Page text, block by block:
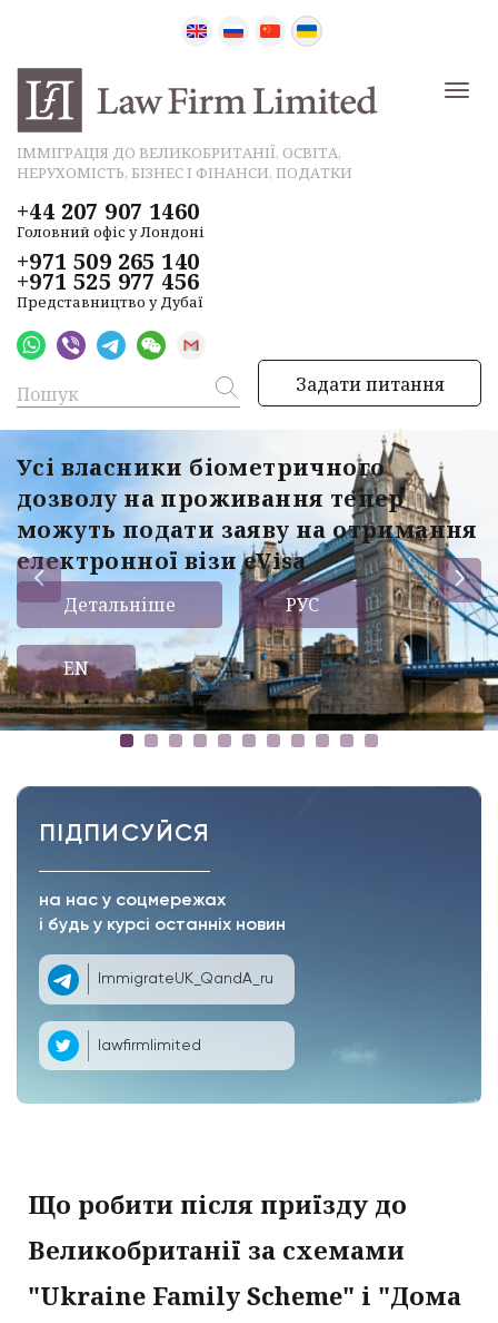
ІММІГРАЦІЯ ДО ВЕЛИКОБРИТАНІЇ, ОСВІТА,
НЕРУХОМІСТЬ, БІЗНЕС І ФІНАНСИ, ПОДАТКИ
+44 207 907 1460
Головний офіс у Лондоні
+971 509 265 140
+971 525 977 456
Представництво у Дубаї
Задати питання
Усі власники біометричного
дозволу на проживання тепер
можуть подати заяву на отримання
електронної візи eVisa
Детальніше РУС
EN
ПІДПИСУЙСЯ
на нас у соцмережах
і будь у курсі останніх новин
ImmigrateUK_QandA_ru
lawfirmlimited
Що робити після приїзду до
Великобританії за схемами
"Ukraine Family Scheme" і "Дома